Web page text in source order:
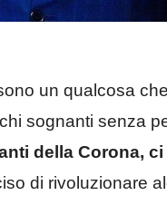
un qualcosa
sognanti senza
della Corona,
di rivoluzionare